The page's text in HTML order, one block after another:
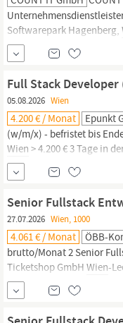
Softwarepark Hagenberg,
Microsoft
realisieren wir neben
Lösungenvor
modernster.NET-
Full Stack
05.08.2026 Wien
4.200 € / Monat Epunkt
(w/m/x) - befristet bis
Wien > 4.200 € 3 Tage in
Wochenstunden) Jetzt
neuen Job! Bewirb dich
wenigen Minuten ist alles
entwickelst in...
Senior Fullstack
27.07.2026 Wien, 1000
4.061 € / Monat ÖBB-
brutto/Monat 2 Senior
Ticketshop GmbH Wien-
Normalarbeitszeit Gleitzeit
Wege gehen. Und neue
uns. Jetzt Teil des